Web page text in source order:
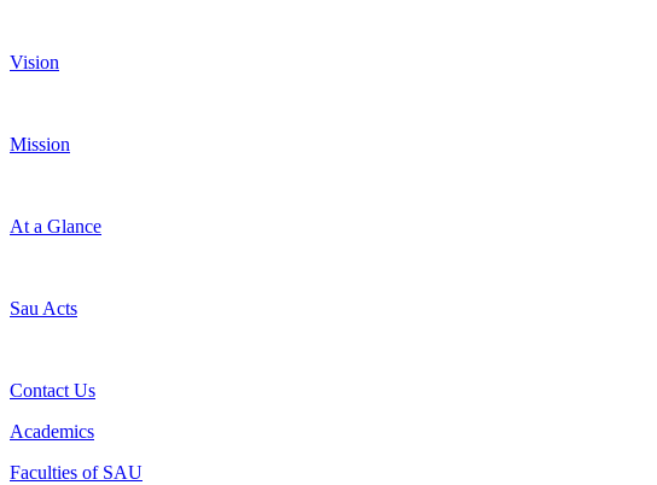
Vision
Mission
At a Glance
Sau Acts
Contact Us
Academics
Faculties of SAU